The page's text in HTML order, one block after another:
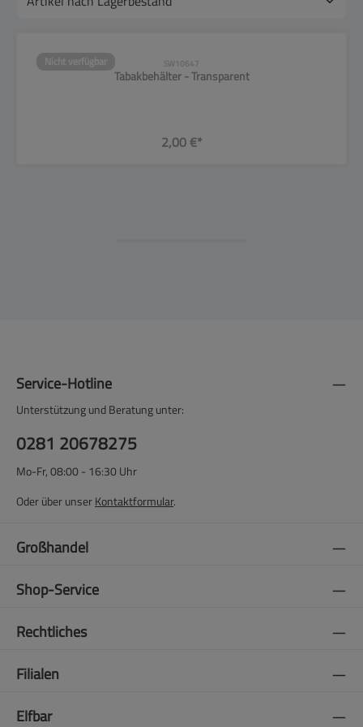
Nicht verfügbar SW10647
Tabakbehälter - Transparent
2,00 €*
Service-Hotline
Unterstützung und Beratung unter:
0281 20678275
Mo-Fr, 08:00 - 16:30 Uhr
Oder über unserKontaktformular.
Großhandel
Shop-Service
Rechtliches
Filialen
Elfbar